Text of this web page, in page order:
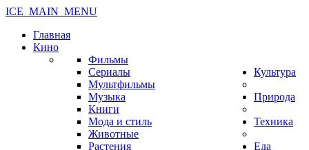
ICE_MAIN_MENU
Главная
Кино
Фильмы
Сериалы
Мультфильмы
Культура
Музыка
Книги
Мода и стиль
Природа
Животные
Растения
Техника
Еда